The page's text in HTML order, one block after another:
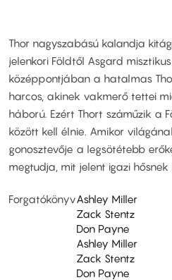
Thor nagyszabású kalandja
jelenkori Földtől Asgard
középpontjában a hatalmas
harcos, akinek vakmerő tettei
háború. Ezért Thort száműzik a
között kell élnie. Amikor
gonosztevője a legsötétebb
megtudja, mit jelent igazi hősnek
ForgatókönyvAshley Miller
Zack Stentz
Don Payne
Ashley Miller
Zack Stentz
Don Payne